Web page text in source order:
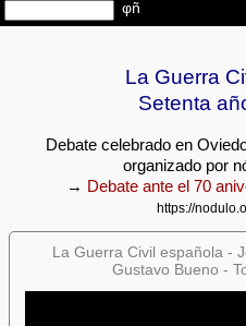
La Guerra
Setenta
Debate celebrado en
organizado por
→ Debate ante el 70
https://
La Guerra Civil española -
Gustavo Bueno -